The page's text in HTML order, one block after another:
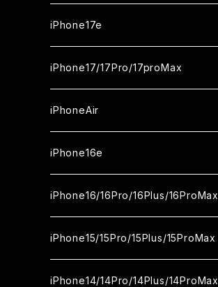
iPhone17e
ガラスフィルム
セラミックフィルム
カメラ用フィルム
iPhone17/17Pro/17proMax
iPhone17
ガラスフィルム
セラミックフィルム
iPhone17Pro
ガラスフィルム
セラミックフィルム
iPhone17proMax
ガラスフィルム
セラミックフィルム
iPhoneAir
ガラスフィルム
セラミックフィルム
カメラ用フィルム
iPhone16e
ガラスフィルム
セラミックフィルム
カメラ用フィルム
iPhone16/16Pro/16Plus/16ProMax
iPhone16
ガラスフィルム
iPhone16Pro
iPhone15/15Pro/15Plus/15ProMax
iPhone15
iPhone14/14Pro/14Plus/14ProMax